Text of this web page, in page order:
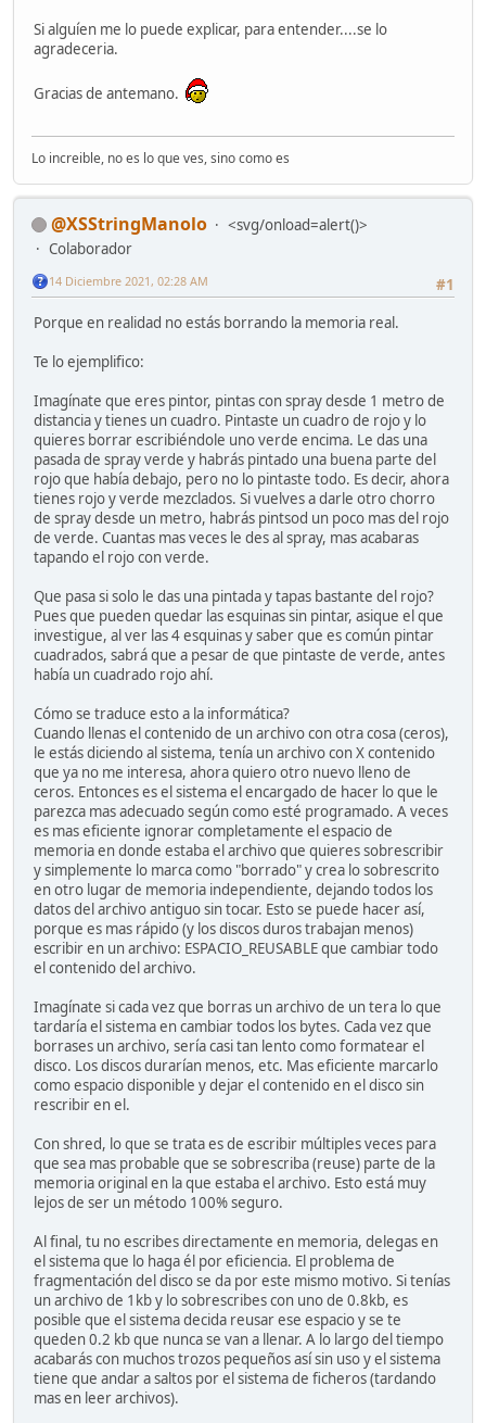
Si alguíen me lo puede explicar, para entender....se lo
agradeceria.
Gracias de antemano.
Lo increible, no es lo que ves, sino como es
@XSStringManolo
<svg/onload=alert()>
Colaborador
#1
14 Diciembre 2021, 02:28 AM
Porque en realidad no estás borrando la memoria real.
Te lo ejemplifico:
Imagínate que eres pintor, pintas con spray desde 1 metro de
distancia y tienes un cuadro. Pintaste un cuadro de rojo y lo
quieres borrar escribiéndole uno verde encima. Le das una
pasada de spray verde y habrás pintado una buena parte del
rojo que había debajo, pero no lo pintaste todo. Es decir, ahora
tienes rojo y verde mezclados. Si vuelves a darle otro chorro
de spray desde un metro, habrás pintsod un poco mas del rojo
de verde. Cuantas mas veces le des al spray, mas acabaras
tapando el rojo con verde.
Que pasa si solo le das una pintada y tapas bastante del rojo?
Pues que pueden quedar las esquinas sin pintar, asique el que
investigue, al ver las 4 esquinas y saber que es común pintar
cuadrados, sabrá que a pesar de que pintaste de verde, antes
había un cuadrado rojo ahí.
Cómo se traduce esto a la informática?
Cuando llenas el contenido de un archivo con otra cosa (ceros),
le estás diciendo al sistema, tenía un archivo con X contenido
que ya no me interesa, ahora quiero otro nuevo lleno de
ceros. Entonces es el sistema el encargado de hacer lo que le
parezca mas adecuado según como esté programado. A veces
es mas eficiente ignorar completamente el espacio de
memoria en donde estaba el archivo que quieres sobrescribir
y simplemente lo marca como "borrado" y crea lo sobrescrito
en otro lugar de memoria independiente, dejando todos los
datos del archivo antiguo sin tocar. Esto se puede hacer así,
porque es mas rápido (y los discos duros trabajan menos)
escribir en un archivo: ESPACIO_REUSABLE que cambiar todo
el contenido del archivo.
Imagínate si cada vez que borras un archivo de un tera lo que
tardaría el sistema en cambiar todos los bytes. Cada vez que
borrases un archivo, sería casi tan lento como formatear el
disco. Los discos durarían menos, etc. Mas eficiente marcarlo
como espacio disponible y dejar el contenido en el disco sin
rescribir en el.
Con shred, lo que se trata es de escribir múltiples veces para
que sea mas probable que se sobrescriba (reuse) parte de la
memoria original en la que estaba el archivo. Esto está muy
lejos de ser un método 100% seguro.
Al final, tu no escribes directamente en memoria, delegas en
el sistema que lo haga él por eficiencia. El problema de
fragmentación del disco se da por este mismo motivo. Si tenías
un archivo de 1kb y lo sobrescribes con uno de 0.8kb, es
posible que el sistema decida reusar ese espacio y se te
queden 0.2 kb que nunca se van a llenar. A lo largo del tiempo
acabarás con muchos trozos pequeños así sin uso y el sistema
tiene que andar a saltos por el sistema de ficheros (tardando
mas en leer archivos).